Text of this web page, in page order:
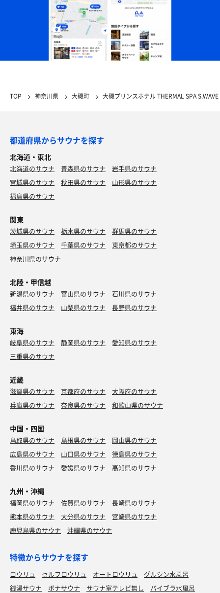
TOP 神奈川県 大磯町 大磯プリンスホテル THERMAL SPA S.WAVE
都道府県からサウナを探す
北海道・東北
北海道のサウナ 青森県のサウナ
岩手県のサウナ
宮城県のサウナ
秋田県のサウナ
山形県のサウナ
福島県のサウナ
関東
茨城県のサウナ 栃木県のサウナ
群馬県のサウナ
埼玉県のサウナ
千葉県のサウナ
東京都のサウナ
神奈川県のサウナ
北陸・甲信越
新潟県のサウナ 富山県のサウナ
石川県のサウナ
福井県のサウナ
山梨県のサウナ 長野県のサウナ
東海
岐阜県のサウナ 静岡県のサウナ
愛知県のサウナ
三重県のサウナ
近畿
滋賀県のサウナ 京都府のサウナ
大阪府のサウナ
兵庫県のサウナ
奈良県のサウナ 和歌山県のサウナ
中国・四国
鳥取県のサウナ 島根県のサウナ
岡山県のサウナ
広島県のサウナ
山口県のサウナ
徳島県のサウナ
香川県のサウナ
愛媛県のサウナ 高知県のサウナ
九州・沖縄
福岡県のサウナ 佐賀県のサウナ
長崎県のサウナ
熊本県のサウナ
大分県のサウナ
宮崎県のサウナ
鹿児島県のサウナ
沖縄県のサウナ
特徴からサウナを探す
ロウリュ セルフロウリュ オートロウリュ
グルシン水風呂
銭湯サウナ
ボナサウナ サウナ室テレビ無し
バイブラ水風呂